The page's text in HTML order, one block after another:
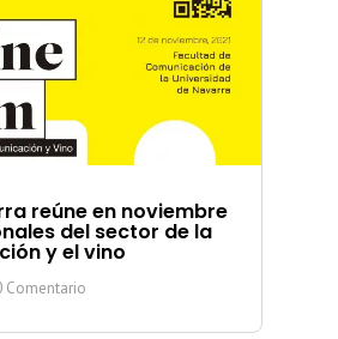
reúne en noviembre
del sector de la
y el vino
Comentario